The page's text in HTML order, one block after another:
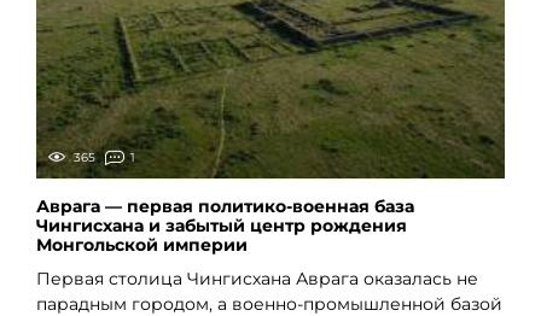
365 1
Аврага — первая политико-военная база
Чингисхана и забытый центр рождения
Монгольской империи
Первая столица Чингисхана Аврага оказалась не
парадным городом, а военно-промышленной базой